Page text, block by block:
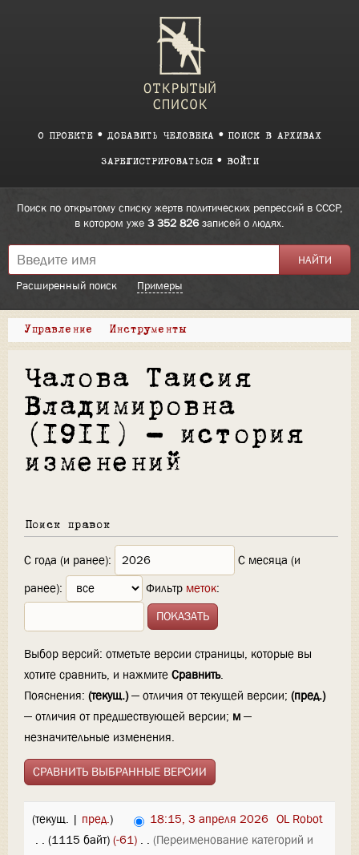
О ПРОЕКТЕ ДОБАВИТЬ ЧЕЛОВЕКА ПОИСК В АРХИВАХ
ЗАРЕГИСТРИРОВАТЬСЯ ВОЙТИ
Поиск по открытому списку жертв политических репрессий в СССР,
в котором уже 3 352 826записей о людях.
Расширенный поиск Примеры
Управление Инструменты
Чалова Таисия
Владимировна
(1911) — история
изменений
Поиск правок
С года (и ранее):
С месяца (и
ранее):
Фильтр меток:
Выбор версий: отметьте версии страницы, которые вы
хотите сравнить, и нажмите Сравнить.
Пояснения: (текущ.)— отличия от текущей версии; (пред.)
— отличия от предшествующей версии; м —
незначительные изменения.
(текущ. | пред.) 18:15, 3 апреля 2026 OL Robot
. . (1115 байт) (-61) . . (Переименование категорий и